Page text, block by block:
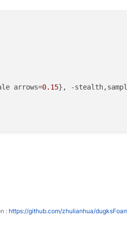
arrows=0.15}, -
: https://github.com/zhulianhua/